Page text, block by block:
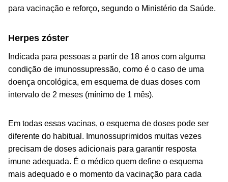
para vacinação e reforço, segundo o Ministério da Saúde.
Herpes zóster
Indicada para pessoas a partir de 18 anos com alguma
condição de imunossupressão, como é o caso de uma
doença oncológica, em esquema de duas doses com
intervalo de 2 meses (mínimo de 1 mês).
Em todas essas vacinas, o esquema de doses pode ser
diferente do habitual. Imunossuprimidos muitas vezes
precisam de doses adicionais para garantir resposta
imune adequada. É o médico quem define o esquema
mais adequado e o momento da vacinação para cada